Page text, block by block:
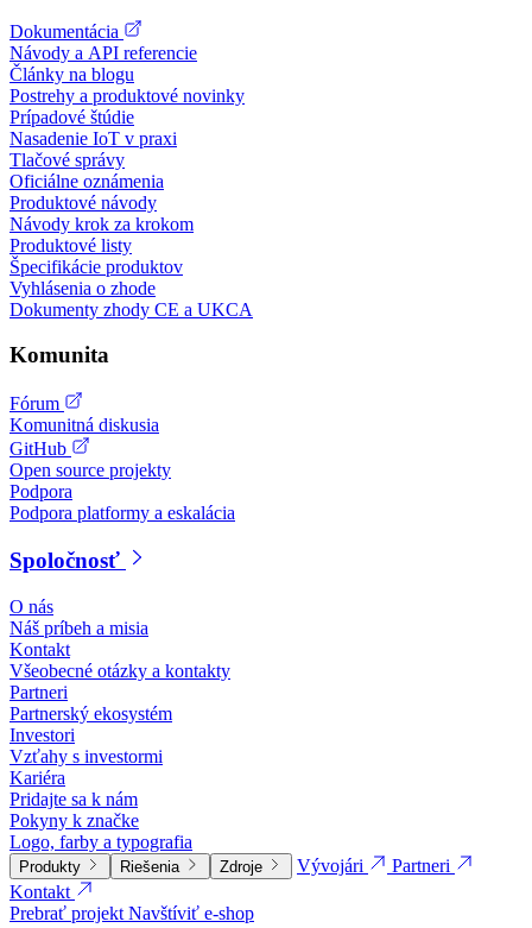
Dokumentácia
Návody a API referencie
Články na blogu
Postrehy a produktové novinky
Prípadové štúdie
Nasadenie IoT v praxi
Tlačové správy
Oficiálne oznámenia
Produktové návody
Návody krok za krokom
Produktové listy
Špecifikácie produktov
Vyhlásenia o zhode
Dokumenty zhody CE a UKCA
Komunita
Fórum
Komunitná diskusia
GitHub
Open source projekty
Podpora
Podpora platformy a eskalácia
Spoločnosť
O nás
Náš príbeh a misia
Kontakt
Všeobecné otázky a kontakty
Partneri
Partnerský ekosystém
Investori
Vzťahy s investormi
Kariéra
Pridajte sa k nám
Pokyny k značke
Logo, farby a typografia
Produkty Riešenia Zdroje Vývojári
Partneri
Kontakt
Prebrať projektNavštíviť e-shop